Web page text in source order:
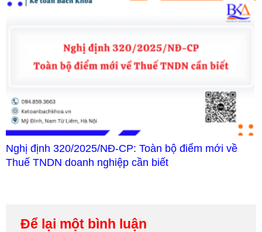
Nghị định 320/2025/NĐ-CP: Toàn bộ điểm mới về
Thuế TNDN doanh nghiệp cần biết
Để lại một bình luận